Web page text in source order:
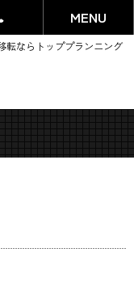
MENU
転ならトッププランニング